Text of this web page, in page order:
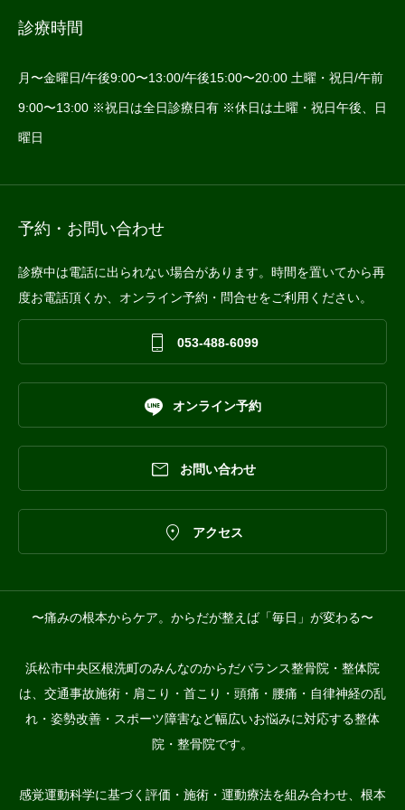
診療時間
月〜金曜日/午後9:00〜13:00/午後15:00〜20:00 土曜・祝日/午前
9:00〜13:00 ※祝日は全日診療日有 ※休日は土曜・祝日午後、日
曜日
予約・お問い合わせ
診療中は電話に出られない場合があります。時間を置いてから再
度お電話頂くか、オンライン予約・問合せをご利用ください。
 053-488-6099
 オンライン予約
 お問い合わせ
 アクセス
〜痛みの根本からケア。からだが整えば「毎日」が変わる〜
浜松市中央区根洗町のみんなのからだバランス整骨院・整体院
は、交通事故施術・肩こり・首こり・頭痛・腰痛・自律神経の乱
れ・姿勢改善・スポーツ障害など幅広いお悩みに対応する整体
院・整骨院です。
感覚運動科学に基づく評価・施術・運動療法を組み合わせ、根本